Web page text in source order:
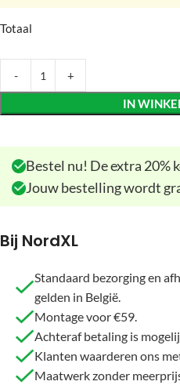
Totaal
IN
Bestel nu! De extra 20%
Jouw bestelling wordt
Bij NordXL
Standaard bezorging en
gelden in België.
Montage voor €59.
Achteraf betaling is
Klanten waarderen ons
Maatwerk zonder